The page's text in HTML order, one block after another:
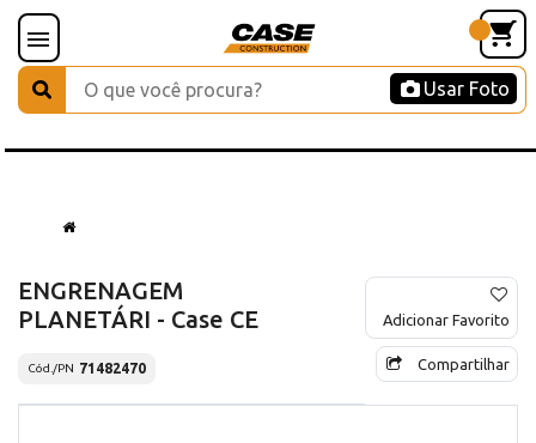
Usar Foto
ENGRENAGEM
PLANETÁRI - Case CE
Cód./PN 71482470
Adicionar Favorito
Compartilhar